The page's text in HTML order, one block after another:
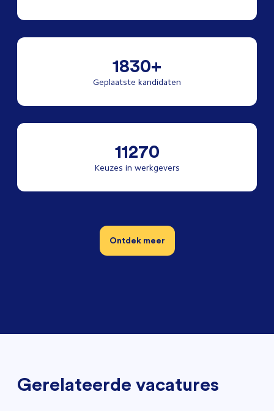
1830+
Geplaatste kandidaten
11270
Keuzes in werkgevers
Ontdek meer
Gerelateerde vacatures